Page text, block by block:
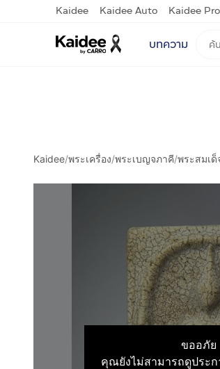
Kaidee Kaidee Auto Kaidee
บทความ
Kaidee/พระเครื่อง/พระเบญจภาคี/พระสมเด็
ขออภัย
คุณยังไม่สามารถดูประ